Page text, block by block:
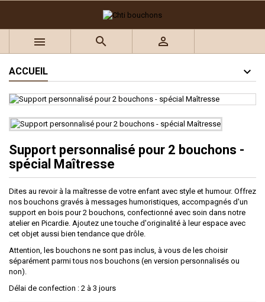
Ajouter à ma liste d'envies
((cancelText)) ((createText))
Vous devez être connecté pour ajouter des produits à
((cancelText)) ((loginText))
  
ACCUEIL
Support personnalisé pour 2 bouchons -
spécial Maîtresse
Dites au revoir à la maîtresse de votre enfant avec style et humour. Offrez
nos bouchons gravés à messages humoristiques, accompagnés d'un
support en bois pour 2 bouchons, confectionné avec soin dans notre
atelier en Picardie. Ajoutez une touche d'originalité à leur espace avec
cet objet aussi bien tendance que drôle.
Attention, les bouchons ne sont pas inclus, à vous de les choisir
séparément parmi tous nos bouchons (en version personnalisés ou
non).
Délai de confection : 2 à 3 jours